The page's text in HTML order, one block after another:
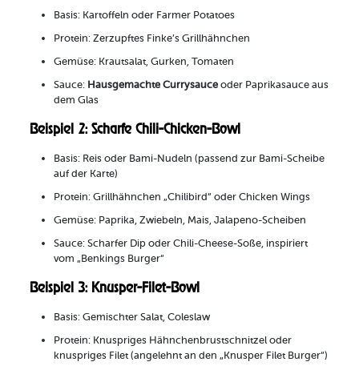
Basis: Kartoffeln oder Farmer Potatoes
Protein: Zerzupftes Finke’s Grillhähnchen
Gemüse: Krautsalat, Gurken, Tomaten
Sauce: Hausgemachte Currysauceoder Paprikasauce aus
dem Glas
Beispiel 2: Scharfe Chili-Chicken-Bowl
Basis: Reis oder Bami-Nudeln (passend zur Bami-Scheibe
auf der Karte)
Protein: Grillhähnchen „Chilibird“ oder Chicken Wings
Gemüse: Paprika, Zwiebeln, Mais, Jalapeno-Scheiben
Sauce: Scharfer Dip oder Chili-Cheese-Soße, inspiriert
vom „Benkings Burger“
Beispiel 3: Knusper-Filet-Bowl
Basis: Gemischter Salat, Coleslaw
Protein: Knuspriges Hähnchenbrustschnitzel oder
knuspriges Filet (angelehnt an den „Knusper Filet Burger“)